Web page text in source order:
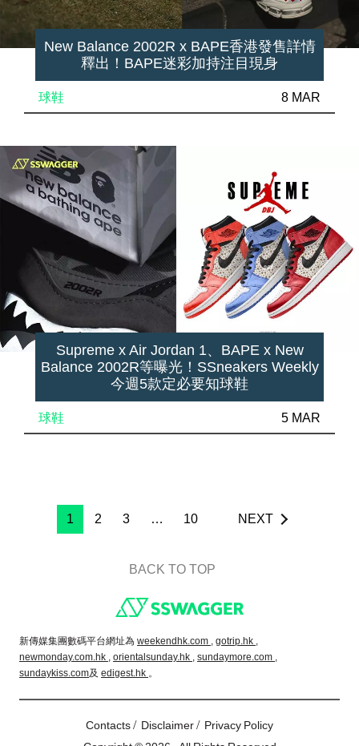
New Balance 2002R x BAPE香港發售詳情
釋出！BAPE迷彩加持注目現身
球鞋 8 MAR
Supreme x Air Jordan 1、BAPE x New
Balance 2002R等曝光！SSneakers Weekly
今週5款定必要知球鞋
球鞋 5 MAR
1 2 3 … 10 NEXT
BACK TO TOP
新傳媒集團數碼平台網址為 weekendhk.com , gotrip.hk ,
newmonday.com.hk , orientalsunday.hk , sundaymore.com ,
sundaykiss.com及 edigest.hk 。
Contacts/ Disclaimer/ Privacy Policy